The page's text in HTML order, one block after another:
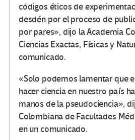
códigos éticos de
desdén por el proceso de
por pares», dijo la Academia
Ciencias Exactas, Físicas y
comunicado.
«Solo podemos lamentar que
hacer ciencia en nuestro país
manos de la pseudociencia»,
Colombiana de Facultades
en un comunicado.